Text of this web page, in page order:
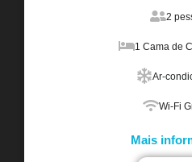
2
1 Cama de
Ar-
Wi-Fi
Mais